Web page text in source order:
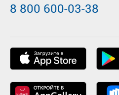
8 800 600-03-38